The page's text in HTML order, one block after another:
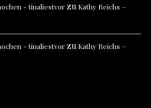
- tinaliestvorzu Kathy Reichs –
- tinaliestvorzu Kathy Reichs –